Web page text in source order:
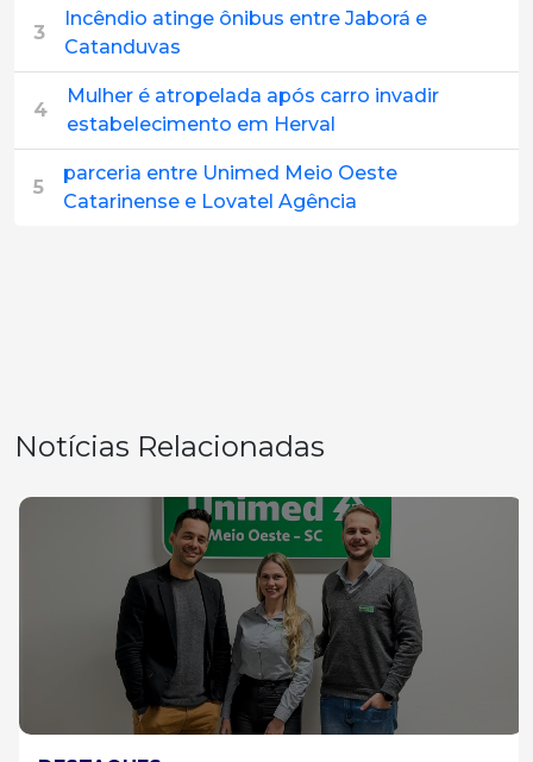
3
Incêndio atinge ônibus entre Jaborá e
Catanduvas
4
Mulher é atropelada após carro invadir
estabelecimento em Herval
5
parceria entre Unimed Meio Oeste
Catarinense e Lovatel Agência
Notícias Relacionadas